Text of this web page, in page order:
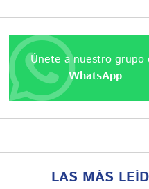
Únete a nuestro grupo
WhatsApp
LAS MÁS